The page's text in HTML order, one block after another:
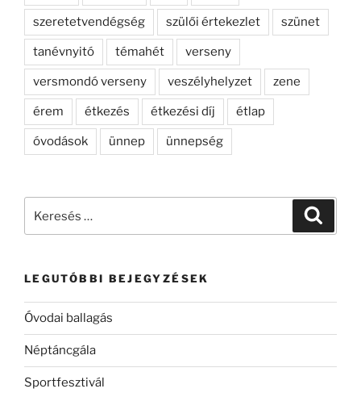
szeretetvendégség szülői értekezlet szünet
tanévnyitó témahét verseny
versmondó verseny veszélyhelyzet zene
érem étkezés étkezési díj étlap
óvodások ünnep ünnepség
LEGUTÓBBI BEJEGYZÉSEK
Óvodai ballagás
Néptáncgála
Sportfesztivál